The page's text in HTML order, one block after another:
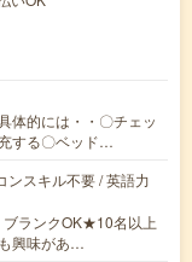
体的には・・〇チェッ
する〇ベッド…
ンスキル不要 / 英語力
ランクOK★10名以上
興味があ…